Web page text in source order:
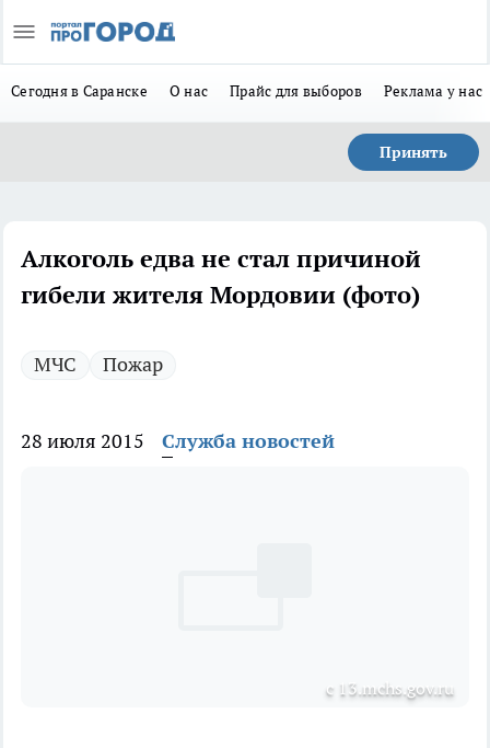
Сегодня в Саранске О нас Прайс для выборов Реклама у нас
Принять
Алкоголь едва не стал причиной
гибели жителя Мордовии (фото)
МЧС Пожар
28 июля 2015 Служба новостей
с 13.mchs.gov.ru